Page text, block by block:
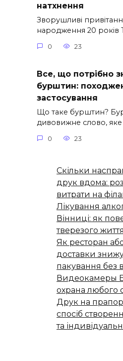
натхнення
Зворушливі
народження 20 років
0 23
Все, що потрібно
бурштин:
застосування
Що таке бурштин?
дивовижне слово,
0 23
Скільки
друк вдома:
витрати на
Лікування
Вінниці: як
тверезого життя
Як ресторан
доставки
пакування без
Видеокамеры
охрана любого
Друк на
спосіб
та